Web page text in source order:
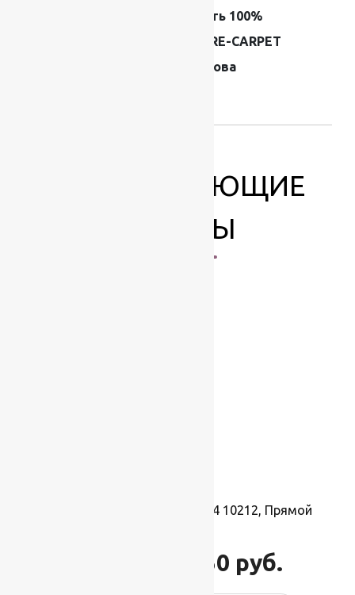
Шерсть 100%
FLOARE-CARPET
Молдова
СОПУТСТВУЮЩИЕ
ТОВАРЫ
Ковер Лайла де Люкс 15364 10212, Прямой
11 250 руб.